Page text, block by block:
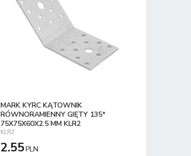
MARK KYRC KĄTOWNIK
RÓWNORAMIENNY GIĘTY 135*
75X75X60X2.5 MM KLR2
KLR2
2.55PLN